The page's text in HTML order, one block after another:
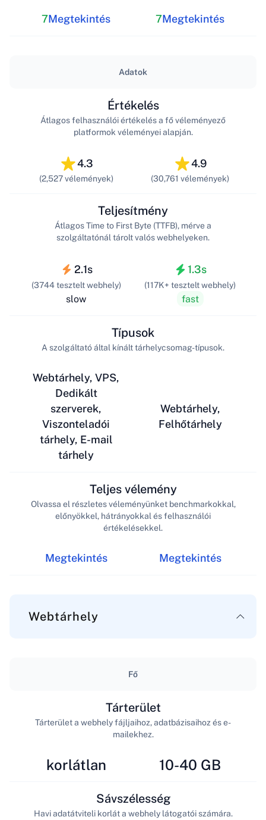
7Megtekintés 7Megtekintés
Adatok
4.3
(2,527 vélemények)
Értékelés
Átlagos felhasználói értékelés a fő véleményező
platformok véleményei alapján.
4.9
(30,761 vélemények)
2.1s
(3744 tesztelt webhely)
slow
Teljesítmény
Átlagos Time to First Byte (TTFB), mérve a
szolgáltatónál tárolt valós webhelyeken.
1.3s
(117K+ tesztelt webhely)
fast
Webtárhely, VPS,
Dedikált
szerverek,
Viszonteladói
tárhely, E-mail
tárhely
Típusok
A szolgáltató által kínált tárhelycsomag-típusok.
Webtárhely,
Felhőtárhely
Megtekintés
Teljes vélemény
Olvassa el részletes véleményünket benchmarkokkal,
előnyökkel, hátrányokkal és felhasználói
értékelésekkel.
Megtekintés
Webtárhely
Fő
korlátlan
Tárterület
Tárterület a webhely fájljaihoz, adatbázisaihoz és e-
mailekhez.
10-40 GB
Sávszélesség
Havi adatátviteli korlát a webhely látogatói számára.